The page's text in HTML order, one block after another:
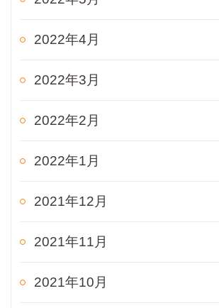
2022年4月
2022年3月
2022年2月
2022年1月
2021年12月
2021年11月
2021年10月